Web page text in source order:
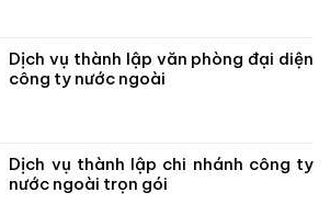
Dịch vụ thành lập văn phòng đại diện
công ty nước ngoài
Dịch vụ thành lập chi nhánh công ty
nước ngoài trọn gói